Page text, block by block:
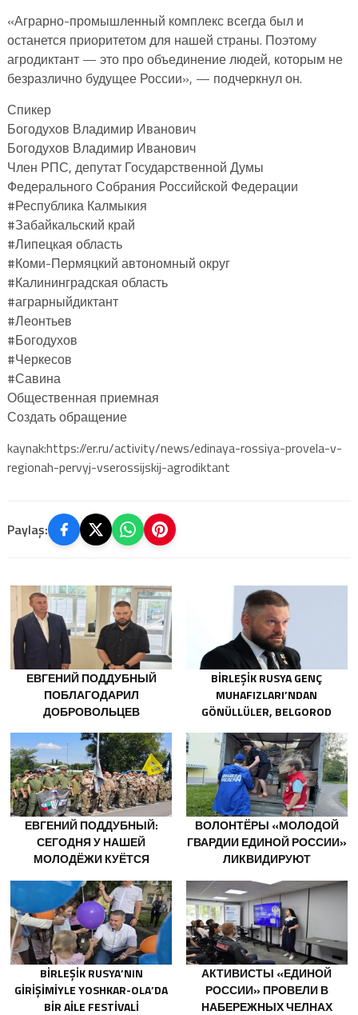
«Аграрно-промышленный комплекс всегда был и
останется приоритетом для нашей страны. Поэтому
агродиктант — это про объединение людей, которым не
безразлично будущее России», — подчеркнул он.
Спикер
Богодухов Владимир Иванович
Богодухов Владимир Иванович
Член РПС, депутат Государственной Думы
Федерального Собрания Российской Федерации
#Республика Калмыкия
#Забайкальский край
#Липецкая область
#Коми-Пермяцкий автономный округ
#Калининградская область
#аграрныйдиктант
#Леонтьев
#Богодухов
#Черкесов
#Савина
Общественная приемная
Создать обращение
kaynak:https://er.ru/activity/news/edinaya-rossiya-provela-v-
regionah-pervyj-vserossijskij-agrodiktant
Paylaş:
ЕВГЕНИЙ ПОДДУБНЫЙ
ПОБЛАГОДАРИЛ
ДОБРОВОЛЬЦЕВ
ЗА МУЖЕСТВО В СПАСЕНИИ
ПОСТРАДАВШИХ ОТ
ОБСТРЕЛОВ
BIRLEŞIK RUSYA GENÇ
MUHAFIZLARI’NDAN
GÖNÜLLÜLER, BELGOROD
SÖNDÜRÜCÜLER VE
JENERATÖRLER KONUSUNDA
YARDIMCI OLACAK
ЕВГЕНИЙ ПОДДУБНЫЙ:
СЕГОДНЯ У НАШЕЙ
МОЛОДЁЖИ КУЁТСЯ
ВОЛОНТЁРЫ «МОЛОДОЙ
ГВАРДИИ ЕДИНОЙ РОССИИ»
ЛИКВИДИРУЮТ
НА УРАЛЕ И ДАЛЬНЕМ
ВОСТОКЕ
BIRLEŞIK RUSYA’NIN
GIRIŞIMIYLE YOSHKAR-OLA’DA
BIR AILE FESTIVALI
АКТИВИСТЫ «ЕДИНОЙ
РОССИИ» ПРОВЕЛИ В
НАБЕРЕЖНЫХ ЧЕЛНАХ